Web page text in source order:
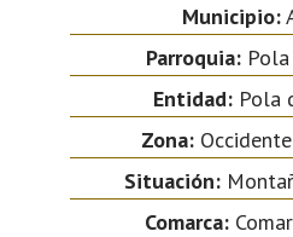
Municipio:
Parroquia:Pola
Entidad: Pola
Zona:
Situación:
Comarca: